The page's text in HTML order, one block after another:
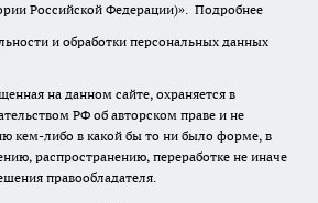
Российской Федерации)». Подробнее
и обработки персональных данных
на данном сайте, охраняется в
РФ об авторском праве и не
кем-либо в какой бы то ни было форме, в
распространению, переработке не иначе
правообладателя.